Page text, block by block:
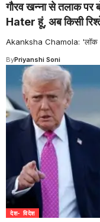
गौरव खन्ना से तलाक
Hater हूं, अब किसी रिश्ते
Akanksha Chamola: 'लॉक
ByPriyanshi Soni
देश- विदेश